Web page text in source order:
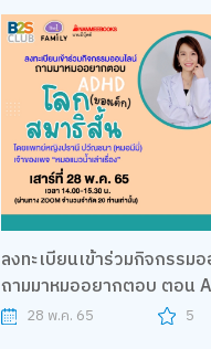
ลงทะเบียนเข้าร่วมกิจกรรม
ถามมาหมออยากตอบ ตอน
เด็ก) สมาธิสั้น กับคุณหมอมี
28 พ.ค. 65 5